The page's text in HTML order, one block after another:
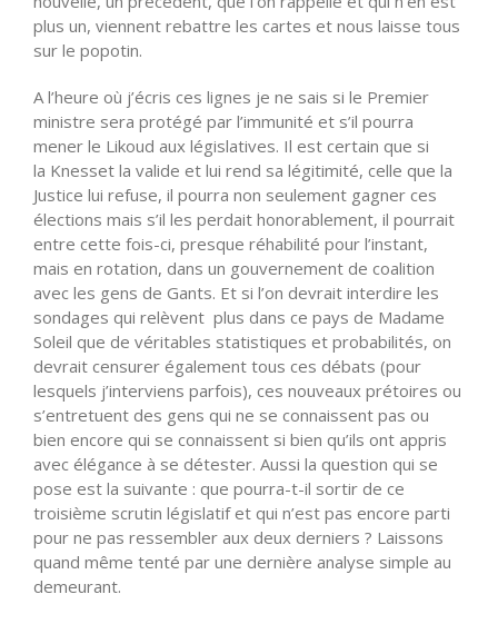
plus un, viennent rebattre les cartes et nous laisse tous
sur le popotin.
A l’heure où j’écris ces lignes je ne sais si le Premier
ministre sera protégé par l’immunité et s’il pourra
mener le Likoud aux législatives. Il est certain que si
la Knesset la valide et lui rend sa légitimité, celle que la
Justice lui refuse, il pourra non seulement gagner ces
élections mais s’il les perdait honorablement, il pourrait
entre cette fois-ci, presque réhabilité pour l’instant,
mais en rotation, dans un gouvernement de coalition
avec les gens de Gants. Et si l’on devrait interdire les
sondages qui relèvent plus dans ce pays de Madame
Soleil que de véritables statistiques et probabilités, on
devrait censurer également tous ces débats (pour
lesquels j’interviens parfois), ces nouveaux prétoires ou
s’entretuent des gens qui ne se connaissent pas ou
bien encore qui se connaissent si bien qu’ils ont appris
avec élégance à se détester. Aussi la question qui se
pose est la suivante : que pourra-t-il sortir de ce
troisième scrutin législatif et qui n’est pas encore parti
pour ne pas ressembler aux deux derniers ? Laissons
quand même tenté par une dernière analyse simple au
demeurant.